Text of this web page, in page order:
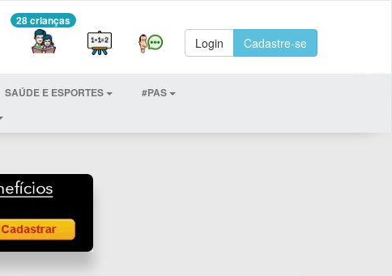
28 crianças
Login Cadastre-se
SAÚDE E ESPORTES
#PAS